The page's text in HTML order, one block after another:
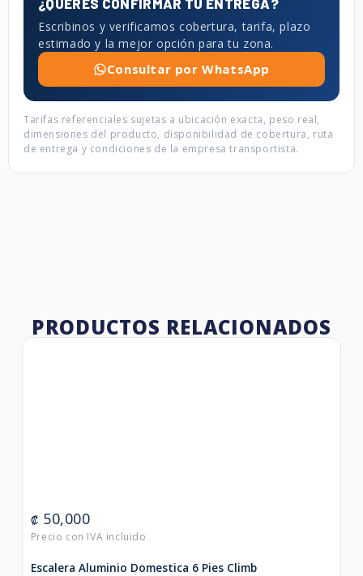
Escribinos y verificamos cobertura, tarifa, plazo
estimado y la mejor opción para tu zona.
Consultar por WhatsApp
Tarifas referenciales sujetas a ubicación exacta, peso real,
dimensiones del producto, disponibilidad de cobertura, ruta
de entrega y condiciones de la empresa transportista.
PRODUCTOS RELACIONADOS
₡ 50,000
Escalera Aluminio Domestica 6 Pies Climb